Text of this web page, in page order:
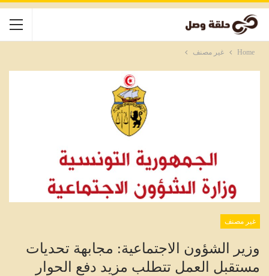
Home غير مصنف
غير مصنف
وزير الشؤون الاجتماعية: مجابهة تحديات
مستقبل العمل تتطلب مزيد دفع الحوار